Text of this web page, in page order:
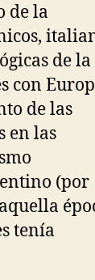
de la
de la
con
de las
en las
(por
tenía